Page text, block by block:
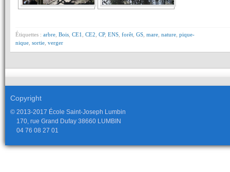
Étiquettes : arbre Bois CE1 CE2 CP, ENS forêt GS mare nature pique-
nique sortie verger
Copyright
© 2013-2017 École Saint-Joseph Lumbin
170, rue Grand Dufay 38660 LUMBIN
04 76 08 27 01